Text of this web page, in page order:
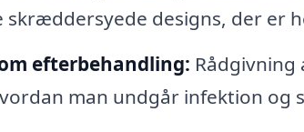
skræddersyede designs, der er
efterbehandling:
man undgår infektion og